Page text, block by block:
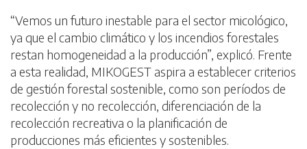
“Vemos un futuro inestable para el sector micológico,
ya que el cambio climático y los incendios forestales
restan homogeneidad a la producción”, explicó. Frente
a esta realidad, MIKOGEST aspira a establecer criterios
de gestión forestal sostenible, como son períodos de
recolección y no recolección, diferenciación de la
recolección recreativa o la planificación de
producciones más eficientes y sostenibles.